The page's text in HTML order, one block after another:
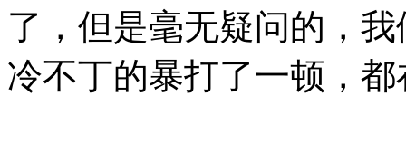
了，但是毫无疑问的，
冷不丁的暴打了一顿，